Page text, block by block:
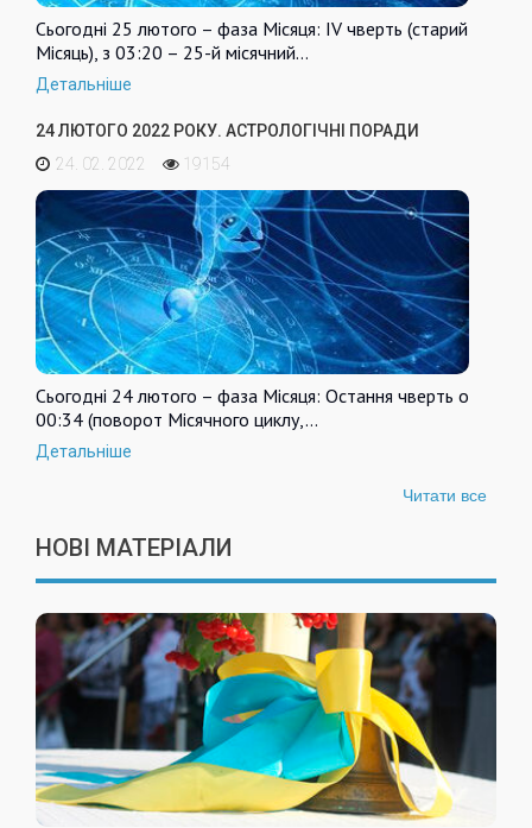
Сьогодні 25 лютого – фаза Місяця: IV чверть (старий
Місяць), з 03:20 – 25-й місячний…
Детальніше
24 ЛЮТОГО 2022 РОКУ. АСТРОЛОГІЧНІ ПОРАДИ
24. 02. 2022
19154
Сьогодні 24 лютого – фаза Місяця: Остання чверть о
00:34 (поворот Місячного циклу,…
Детальніше
Читати все
НОВІ МАТЕРІАЛИ